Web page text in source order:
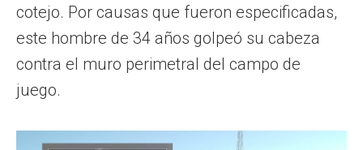
cotejo. Por causas que fueron especificadas,
este hombre de 34 años golpeó su cabeza
contra el muro perimetral del campo de
juego.